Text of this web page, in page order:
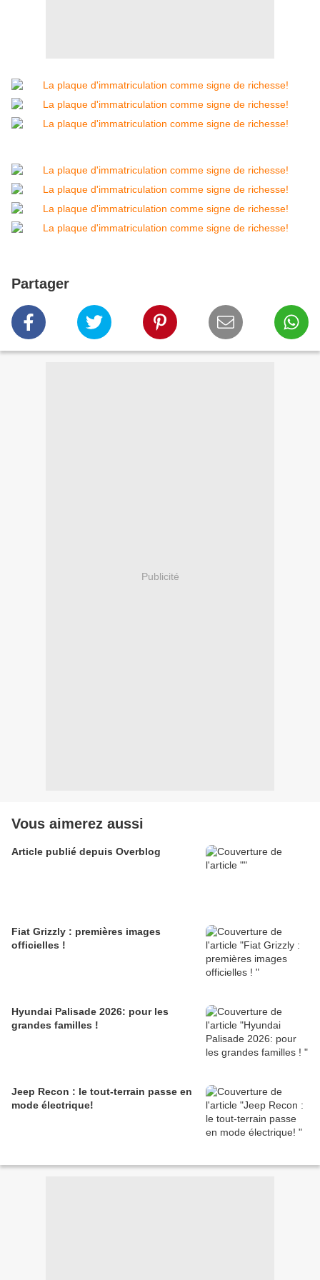
Partager
Publicité
Vous aimerez aussi
Article publié depuis Overblog
Fiat Grizzly : premières images
officielles !
Hyundai Palisade 2026: pour les
grandes familles !
Jeep Recon : le tout-terrain passe en
mode électrique!